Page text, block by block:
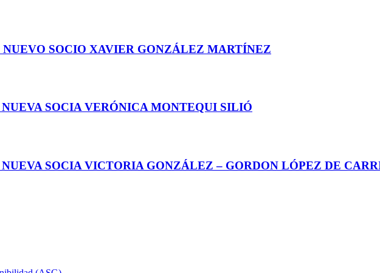
NUEVO SOCIO XAVIER GONZÁLEZ MARTÍNEZ
SOCIA VERÓNICA MONTEQUI SILIÓ
SOCIA VICTORIA GONZÁLEZ – GORDON LÓPEZ DE